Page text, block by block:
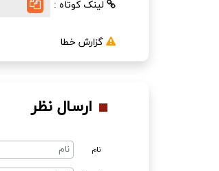
لینک کوتاه :
گزارش خطا
ارسال نظر
نام